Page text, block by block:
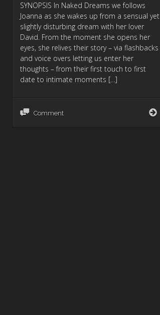
SYNOPSIS In Naked Dreams we follows
Joanna as she wakes up from a sensual yet
slightly disturbing dream with her lover
David. From the moment she opens her
eyes, she relives their story – via flashbacks
and voice overs letting us enter her
thoughts – from their first touch to first
date to intimate moments […]
Comment